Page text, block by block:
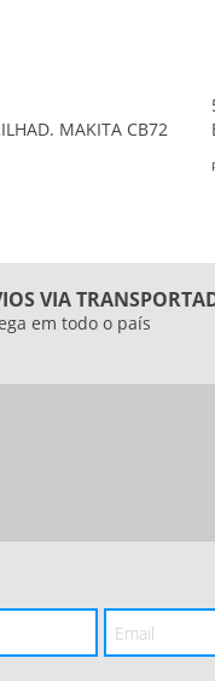
MAKITA CB72
VIA
em todo o país